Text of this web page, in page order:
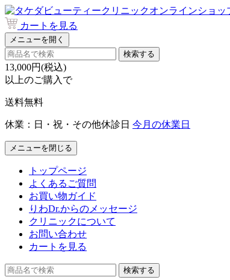
カートを見る
メニューを開く
検索する
13,000円(税込)
以上のご購入で
送料無料
休業：日・祝・その他休診日 今月の休業日
メニューを閉じる
トップページ
よくあるご質問
お買い物ガイド
りわDr.からのメッセージ
クリニックについて
お問い合わせ
カートを見る
検索する